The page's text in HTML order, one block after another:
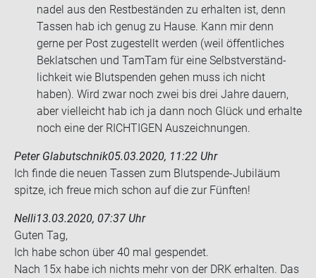
na­del aus den Rest­be­stän­den zu er­hal­ten ist, denn
Tas­sen hab ich genug zu Hause. Kann mir denn
gerne per Post zu­ge­stellt wer­den (weil öf­fent­li­ches
Be­klat­schen und Tam­Tam für eine Selbst­ver­ständ­
lich­keit wie Blut­spen­den gehen muss ich nicht
haben). Wird zwar noch zwei bis drei Jahre dau­ern,
aber viel­leicht hab ich ja dann noch Glück und er­hal­te
noch eine der RICH­TI­GEN Aus­zeich­nun­gen.
Peter Glabutschnik05.03.2020, 11:22 Uhr
Ich finde die neuen Tas­sen zum Blutspende-​Jubiläum
spit­ze, ich freue mich schon auf die zur Fünf­ten!
Nelli13.03.2020, 07:37 Uhr
Guten Tag,
Ich habe schon über 40 mal ge­spen­det.
Nach 15x habe ich nichts mehr von der DRK er­hal­ten. Das